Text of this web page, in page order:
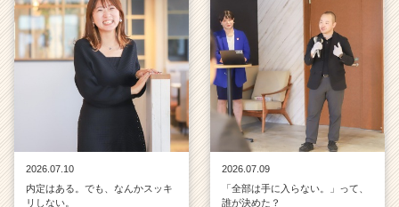
2026.07.10
内定はある。でも、なんかスッキ
リしない。
2026.07.09
「全部は手に入らない。」って、
誰が決めた？